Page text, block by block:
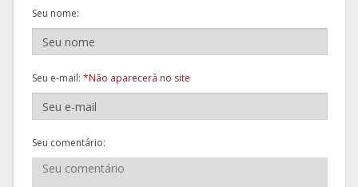
Seu nome:
Seu e-mail: *Não aparecerá no site
Seu comentário: